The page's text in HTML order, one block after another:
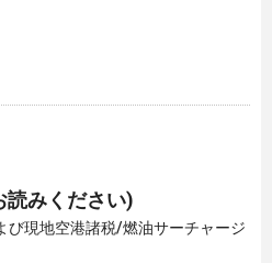
読みください)
び現地空港諸税/燃油サーチャージ